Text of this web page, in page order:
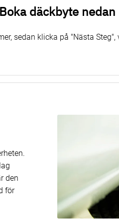
Boka däckbyte nedan
sedan klicka på "Nästa
den
för